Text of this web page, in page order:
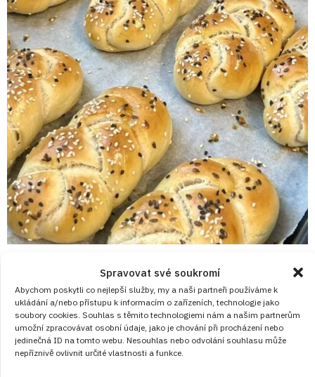
Spravovat své soukromí
Abychom poskytli co nejlepší služby, my a naši partneři používáme k
ukládání a/nebo přístupu k informacím o zařízeních, technologie jako
soubory cookies. Souhlas s těmito technologiemi nám a našim partnerům
umožní zpracovávat osobní údaje, jako je chování při procházení nebo
jedinečná ID na tomto webu. Nesouhlas nebo odvolání souhlasu může
nepříznivě ovlivnit určité vlastnosti a funkce.
Domácí nadýchané housky z perlivé vody
s křupavými semínky: Recept na nejlepší
pečivo, který vás zachrání, když není co
jíst